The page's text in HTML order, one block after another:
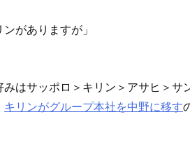
がありますが」
はサッポロ＞キリン＞アサヒ＞サ
キリンがグループ本社を中野に移す